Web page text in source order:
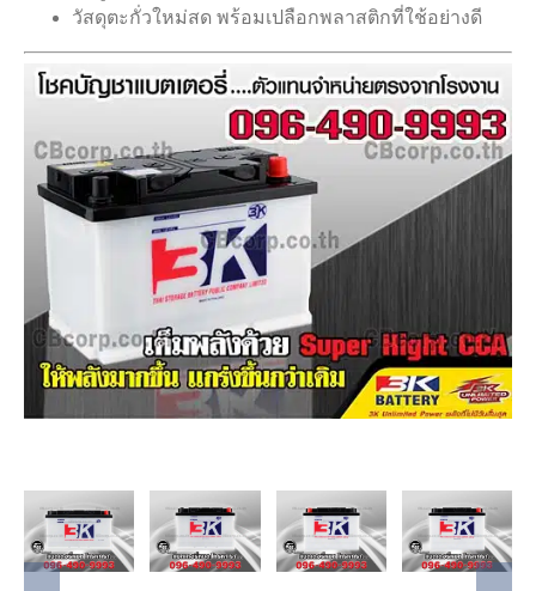
วัสดุตะกั่วใหม่สด พร้อมเปลือกพลาสติกที่ใช้อย่างดี
Add to
cart
Details
Add to
cart
Details
Add to
cart
Details